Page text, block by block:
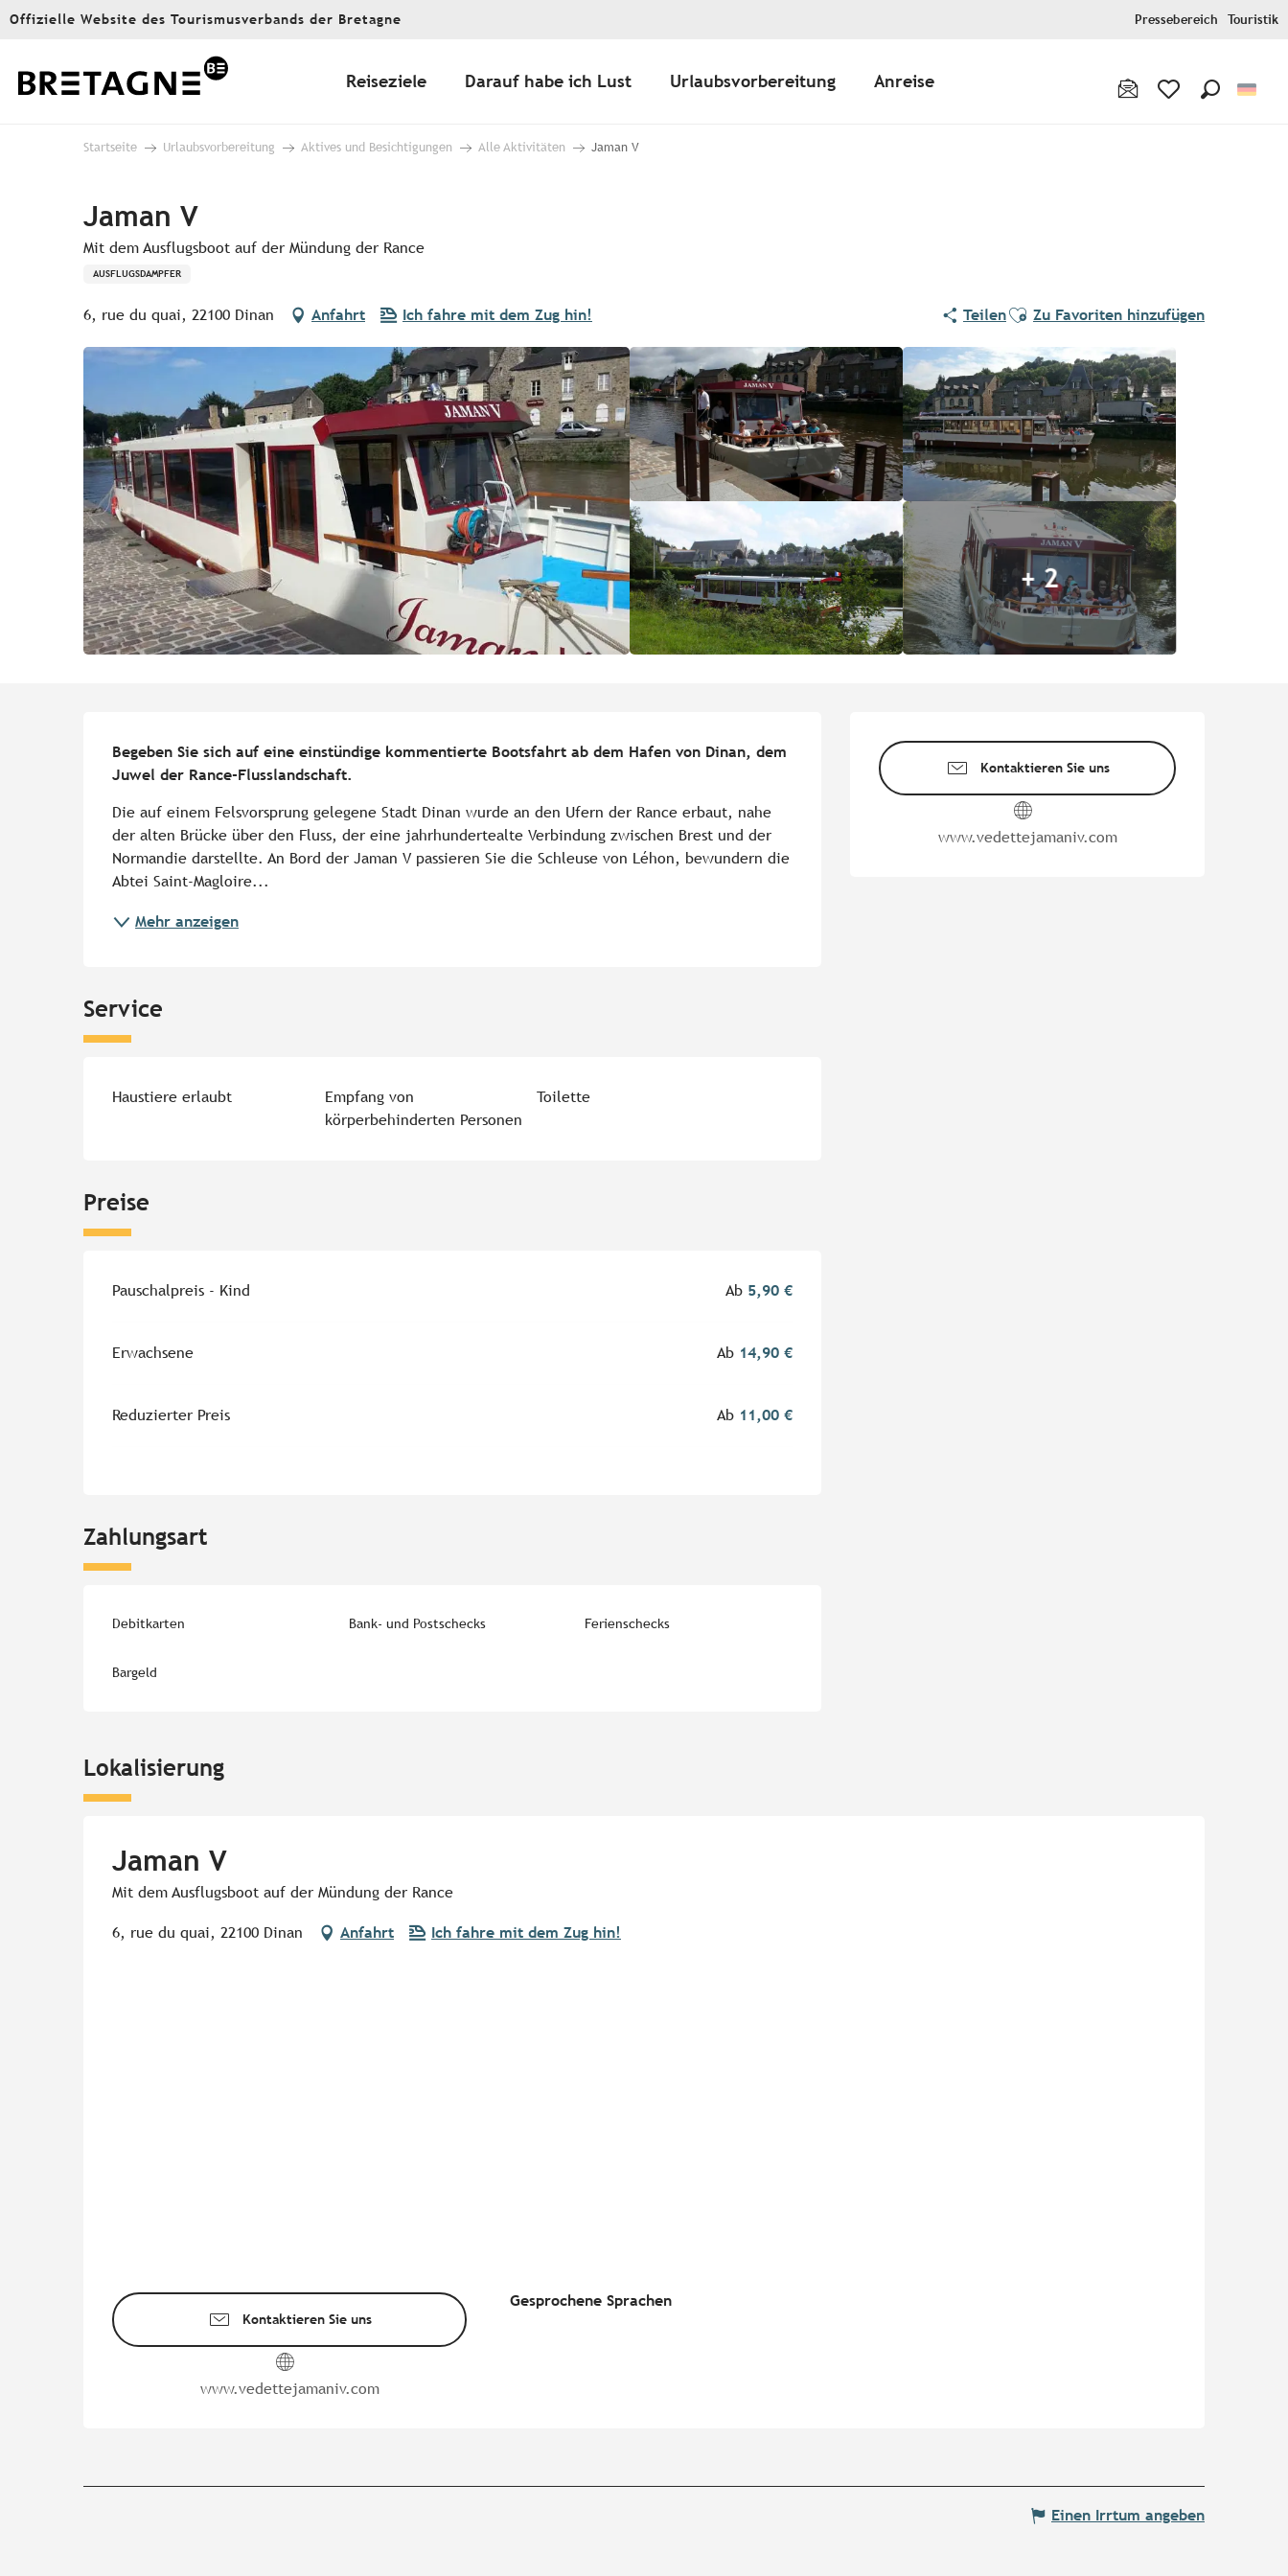
Aller
principal
Offizielle Website des Tourismusverbands der Bretagne Pressebereich Touristik
Reiseziele Darauf habe ich Lust Urlaubsvorbereitung Anreise
Startseite Urlaubsvorbereitung Aktives und Besichtigungen Alle Aktivitäten Jaman V
Jaman V
Mit dem Ausflugsboot auf der Mündung der Rance
AUSFLUGSDAMPFER
6, rue du quai, 22100 Dinan Anfahrt Ich fahre mit dem Zug hin! TeilenAjouter aux favoris
Zu Favoriten hinzufügen
+ 2
Öffnungszeiten &
Kontaktieren Sie uns
www.vedettejamaniv.com
Begeben Sie sich auf eine einstündige kommentierte Bootsfahrt ab dem Hafen von Dinan, dem
Juwel der Rance-Flusslandschaft.
Die auf einem Felsvorsprung gelegene Stadt Dinan wurde an den Ufern der Rance erbaut, nahe
der alten Brücke über den Fluss, der eine jahrhundertealte Verbindung zwischen Brest und der
Normandie darstellte. An Bord der Jaman V passieren Sie die Schleuse von Léhon, bewundern die
Abtei Saint-Magloire...
Mehr anzeigen
Service
Haustiere erlaubt
Empfang von
körperbehinderten Personen
Toilette
Preise
Preise 2026
Pauschalpreis - Kind Ab 5,90 €
Erwachsene Ab 14,90 €
Reduzierter Preis Ab 11,00 €
Zahlungsart
Debitkarten Bank- und Postschecks Ferienschecks
Bargeld
Lokalisierung
Jaman V
Mit dem Ausflugsboot auf der Mündung der Rance
6, rue du quai, 22100 Dinan Anfahrt Ich fahre mit dem Zug hin!
Kontaktieren Sie uns
www.vedettejamaniv.com
Gesprochene Sprachen
Gesprochene Sprachen
Einen Irrtum angeben